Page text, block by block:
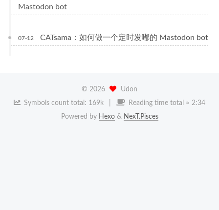
Mastodon bot
07-12 CATsama：如何做一个定时发嘟的 Mastodon bot
© 2026
Udon
Symbols count total: 169k Reading time total ≈ 2:34
Powered by Hexo& NexT.Pisces